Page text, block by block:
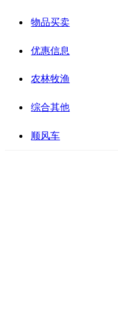
物品买卖
优惠信息
农林牧渔
综合其他
顺风车